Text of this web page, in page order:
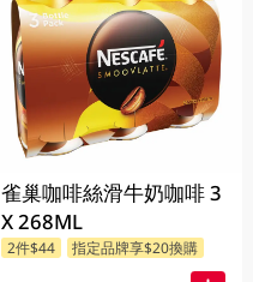
雀巢咖啡絲滑牛奶咖啡 3
X 268ML
2件$44 指定品牌享$20換購